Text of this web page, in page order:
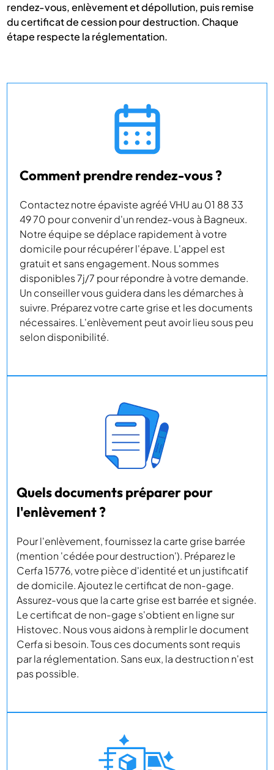
rendez-vous, enlèvement et dépollution, puis remise
du certificat de cession pour destruction. Chaque
étape respecte la réglementation.
Comment prendre rendez-vous ?
Contactez notre épaviste agréé VHU au 01 88 33
49 70 pour convenir d'un rendez-vous à Bagneux.
Notre équipe se déplace rapidement à votre
domicile pour récupérer l'épave. L'appel est
gratuit et sans engagement. Nous sommes
disponibles 7j/7 pour répondre à votre demande.
Un conseiller vous guidera dans les démarches à
suivre. Préparez votre carte grise et les documents
nécessaires. L'enlèvement peut avoir lieu sous peu
selon disponibilité.
Quels documents préparer pour
l'enlèvement ?
Pour l'enlèvement, fournissez la carte grise barrée
(mention 'cédée pour destruction'). Préparez le
Cerfa 15776, votre pièce d'identité et un justificatif
de domicile. Ajoutez le certificat de non-gage.
Assurez-vous que la carte grise est barrée et signée.
Le certificat de non-gage s'obtient en ligne sur
Histovec. Nous vous aidons à remplir le document
Cerfa si besoin. Tous ces documents sont requis
par la réglementation. Sans eux, la destruction n'est
pas possible.